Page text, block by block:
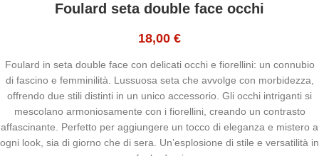
Foulard seta double face occhi
18,00 €
Foulard in seta double face con delicati occhi e fiorellini: un connubio
di fascino e femminilità. Lussuosa seta che avvolge con morbidezza,
offrendo due stili distinti in un unico accessorio. Gli occhi intriganti si
mescolano armoniosamente con i fiorellini, creando un contrasto
affascinante. Perfetto per aggiungere un tocco di eleganza e mistero a
ogni look, sia di giorno che di sera. Un’esplosione di stile e versatilità in